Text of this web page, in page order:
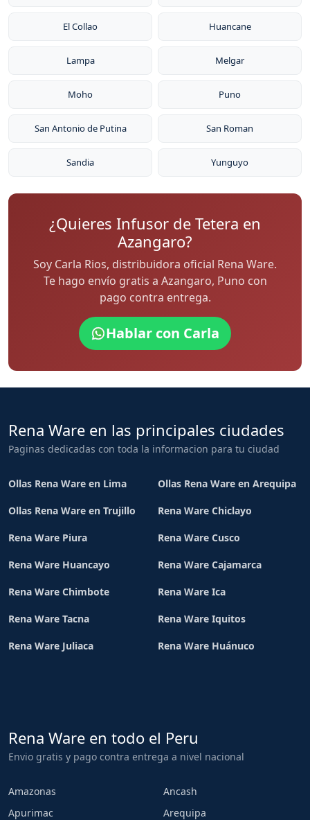
El Collao Huancane
Lampa Melgar
Moho Puno
San Antonio de Putina San Roman
Sandia Yunguyo
¿Quieres Infusor de Tetera en
Azangaro?
Soy Carla Rios, distribuidora oficial Rena Ware.
Te hago envío gratis a Azangaro, Puno con
pago contra entrega.
Hablar con Carla
Rena Ware en las principales ciudades
Paginas dedicadas con toda la informacion para tu ciudad
Ollas Rena Ware en Lima Ollas Rena Ware en Arequipa
Ollas Rena Ware en Trujillo Rena Ware Chiclayo
Rena Ware Piura Rena Ware Cusco
Rena Ware Huancayo Rena Ware Cajamarca
Rena Ware Chimbote Rena Ware Ica
Rena Ware Tacna Rena Ware Iquitos
Rena Ware Juliaca Rena Ware Huánuco
Rena Ware en todo el Peru
Envio gratis y pago contra entrega a nivel nacional
Amazonas
Ancash
Apurimac
Arequipa